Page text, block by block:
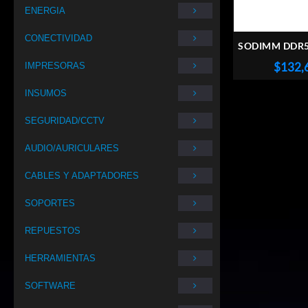
ENERGIA
CONECTIVIDAD
IMPRESORAS
INSUMOS
SEGURIDAD/CCTV
AUDIO/AURICULARES
CABLES Y ADAPTADORES
SOPORTES
REPUESTOS
HERRAMIENTAS
SOFTWARE
SODIMM
8GB
$